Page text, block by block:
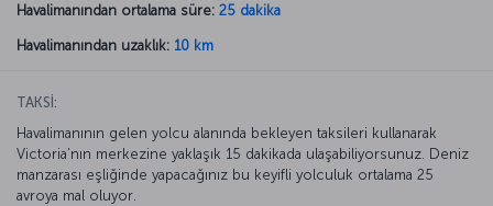
Havalimanından ortalama süre: 25 dakika
Havalimanından uzaklık: 10 km
TAKSİ:
Havalimanının gelen yolcu alanında bekleyen taksileri kullanarak
Victoria’nın merkezine yaklaşık 15 dakikada ulaşabiliyorsunuz. Deniz
manzarası eşliğinde yapacağınız bu keyifli yolculuk ortalama 25
avroya mal oluyor.